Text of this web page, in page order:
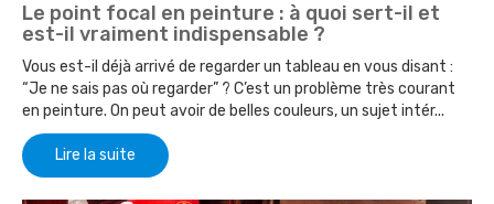
Le point focal en peinture : à quoi sert-il et
est-il vraiment indispensable ?
Vous est-il déjà arrivé de regarder un tableau en vous disant :
“Je ne sais pas où regarder” ? C’est un problème très courant
en peinture. On peut avoir de belles couleurs, un sujet intér...
Lire la suite